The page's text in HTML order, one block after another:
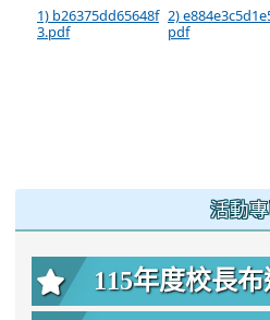
1) b26375dd65648f
3.pdf
2)
pdf
活動
115年度校長